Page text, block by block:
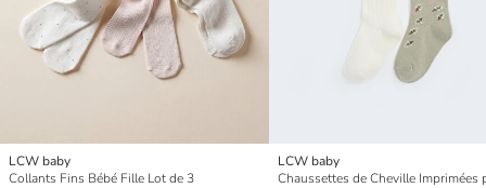
LCW baby
Collants Fins Bébé Fille Lot de 3
LCW baby